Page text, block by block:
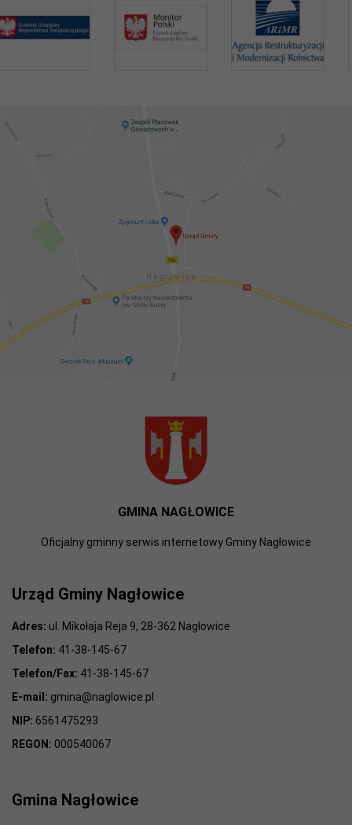
GMINA NAGŁOWICE
Oficjalny gminny serwis internetowy Gminy Nagłowice
Urząd Gminy Nagłowice
Adres: ul. Mikołaja Reja 9, 28-362 Nagłowice
Telefon: 41-38-145-67
Telefon/Fax: 41-38-145-67
E-mail: gmina@naglowice.pl
NIP: 6561475293
REGON: 000540067
Gmina Nagłowice